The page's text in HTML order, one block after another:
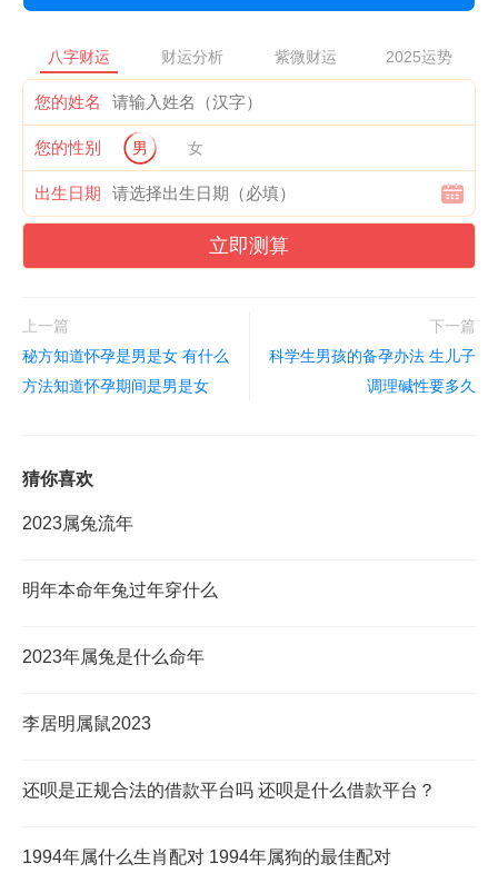
八字财运 财运分析 紫微财运 2025运势
您的姓名
您的性别 男 女
出生日期
立即测算
上一篇
秘方知道怀孕是男是女 有什么
方法知道怀孕期间是男是女
下一篇
科学生男孩的备孕办法 生儿子
调理碱性要多久
猜你喜欢
2023属兔流年
明年本命年兔过年穿什么
2023年属兔是什么命年
李居明属鼠2023
还呗是正规合法的借款平台吗 还呗是什么借款平台？
1994年属什么生肖配对 1994年属狗的最佳配对